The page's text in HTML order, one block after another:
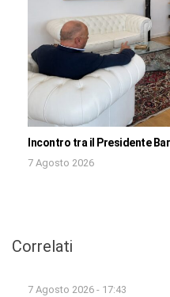
Incontro tra il Presidente
7 Agosto 2026
Correlati
7 Agosto 2026 - 17:43